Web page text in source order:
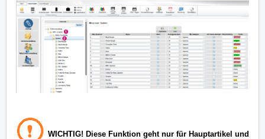
WICHTIG! Diese Funktion geht nur für Hauptartikel und